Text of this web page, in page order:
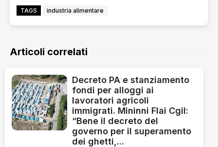
TAGS industria alimentare
Articoli correlati
Decreto PA e stanziamento
fondi per alloggi ai
lavoratori agricoli
immigrati. Mininni Flai Cgil:
“Bene il decreto del
governo per il superamento
dei ghetti,...